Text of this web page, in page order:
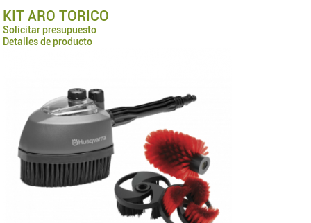
KIT ARO TORICO
Solicitar presupuesto
Detalles de producto